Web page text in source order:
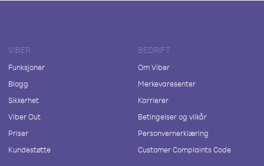
VIBER
Funksjoner
Blogg
Sikkerhet
Viber Out
Priser
Kundestøtte
BEDRIFT
Om Viber
Merkevaresenter
Karrierer
Betingelser og vilkår
Personvernerklæring
Customer Complaints Code